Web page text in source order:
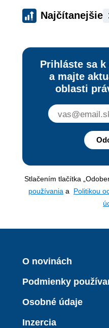
Najčítanejšie
Prihláste sa
a majte
oblasti
Stlačením tlačítka
používania a Politikou
O novinách
Podmienky
Osobné údaje
Inzercia